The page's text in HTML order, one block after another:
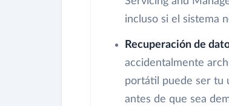
incluso si el sistema
Recuperación de
accidentalmente
portátil puede ser tu
antes de que sea